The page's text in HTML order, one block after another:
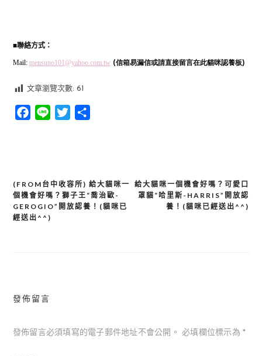
■聯絡方式：
Mail: mensuno101@yahoo.com.tw (信箱易漏信或請直接留言在此貓咪認養板)
文章瀏覽次數: 61
Facebook
Line Twitter
文
章
導
給大貓咪一個機會好嗎？可愛口
罩貓“哈里斯-HARRIS”開放認
養！(貓咪已經送出^^)
(FROM台中收容所) 給大貓咪一
個機會好嗎？獅子王“喬治歐-
GEROGIO”開放認養！(貓咪已
經送出^^)
發佈留言
發佈留言必須填寫的電子郵件地址不會公開。 必填欄位標示為*